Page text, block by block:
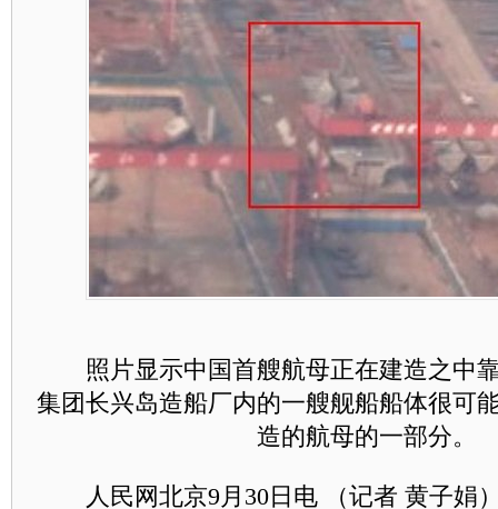
照片显示中国首艘航母正在建造之中
集团长兴岛造船厂内的一艘舰船船体很可
造的航母的一部分。
人民网北京9月30日电 （记者 黄子娟